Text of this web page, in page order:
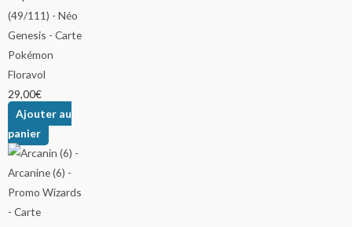
Floravol
29,00€
Ajouter au
panier